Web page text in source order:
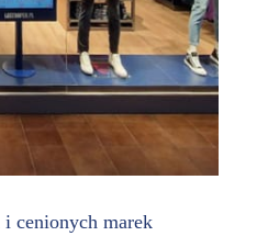
i cenionych marek